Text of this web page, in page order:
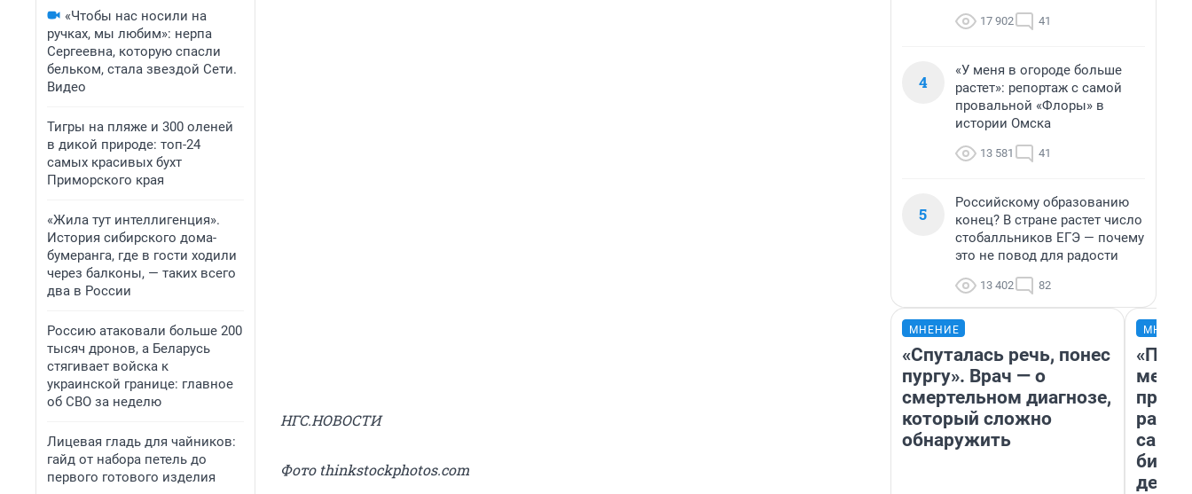
«Чтобы нас носили на
ручках, мы любим»: нерпа
Сергеевна, которую спасли
бельком, стала звездой Сети.
Видео
Тигры на пляже и 300 оленей
в дикой природе: топ-24
самых красивых бухт
Приморского края
«Жила тут интеллигенция».
История сибирского дома-
бумеранга, где в гости ходили
через балконы, — таких всего
два в России
Россию атаковали больше 200
тысяч дронов, а Беларусь
стягивает войска к
украинской границе: главное
об СВО за неделю
Лицевая гладь для чайников:
гайд от набора петель до
первого готового изделия
НГС.НОВОСТИ
Фото thinkstockphotos.com
17 902 41
4
«У меня в огороде больше
растет»: репортаж с самой
провальной «Флоры» в
истории Омска
13 581 41
5
Российскому образованию
конец? В стране растет число
стобалльников ЕГЭ — почему
это не повод для радости
13 402 82
МНЕНИЕ
«Спуталась речь, понес
пургу». Врач — о
смертельном диагнозе,
который сложно
обнаружить